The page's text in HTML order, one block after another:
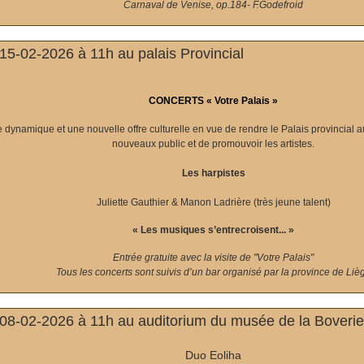
Carnaval de Venise, op.184- F.Godefroid
02-2026 à 11h au palais Provincial
CONCERTS « Votre Palais »
dynamique et une nouvelle offre culturelle en vue de rendre le Palais provincial
nouveaux public et de promouvoir les artistes.
Les harpistes
Juliette Gauthier & Manon Ladrière (très jeune talent)
« Les musiques s’entrecroisent... »
Entrée gratuite avec la visite de "Votre Palais"
Tous les concerts sont suivis d’un bar organisé par la province de
02-2026 à 11h au auditorium du musée de la Boverie
Duo Eoliha